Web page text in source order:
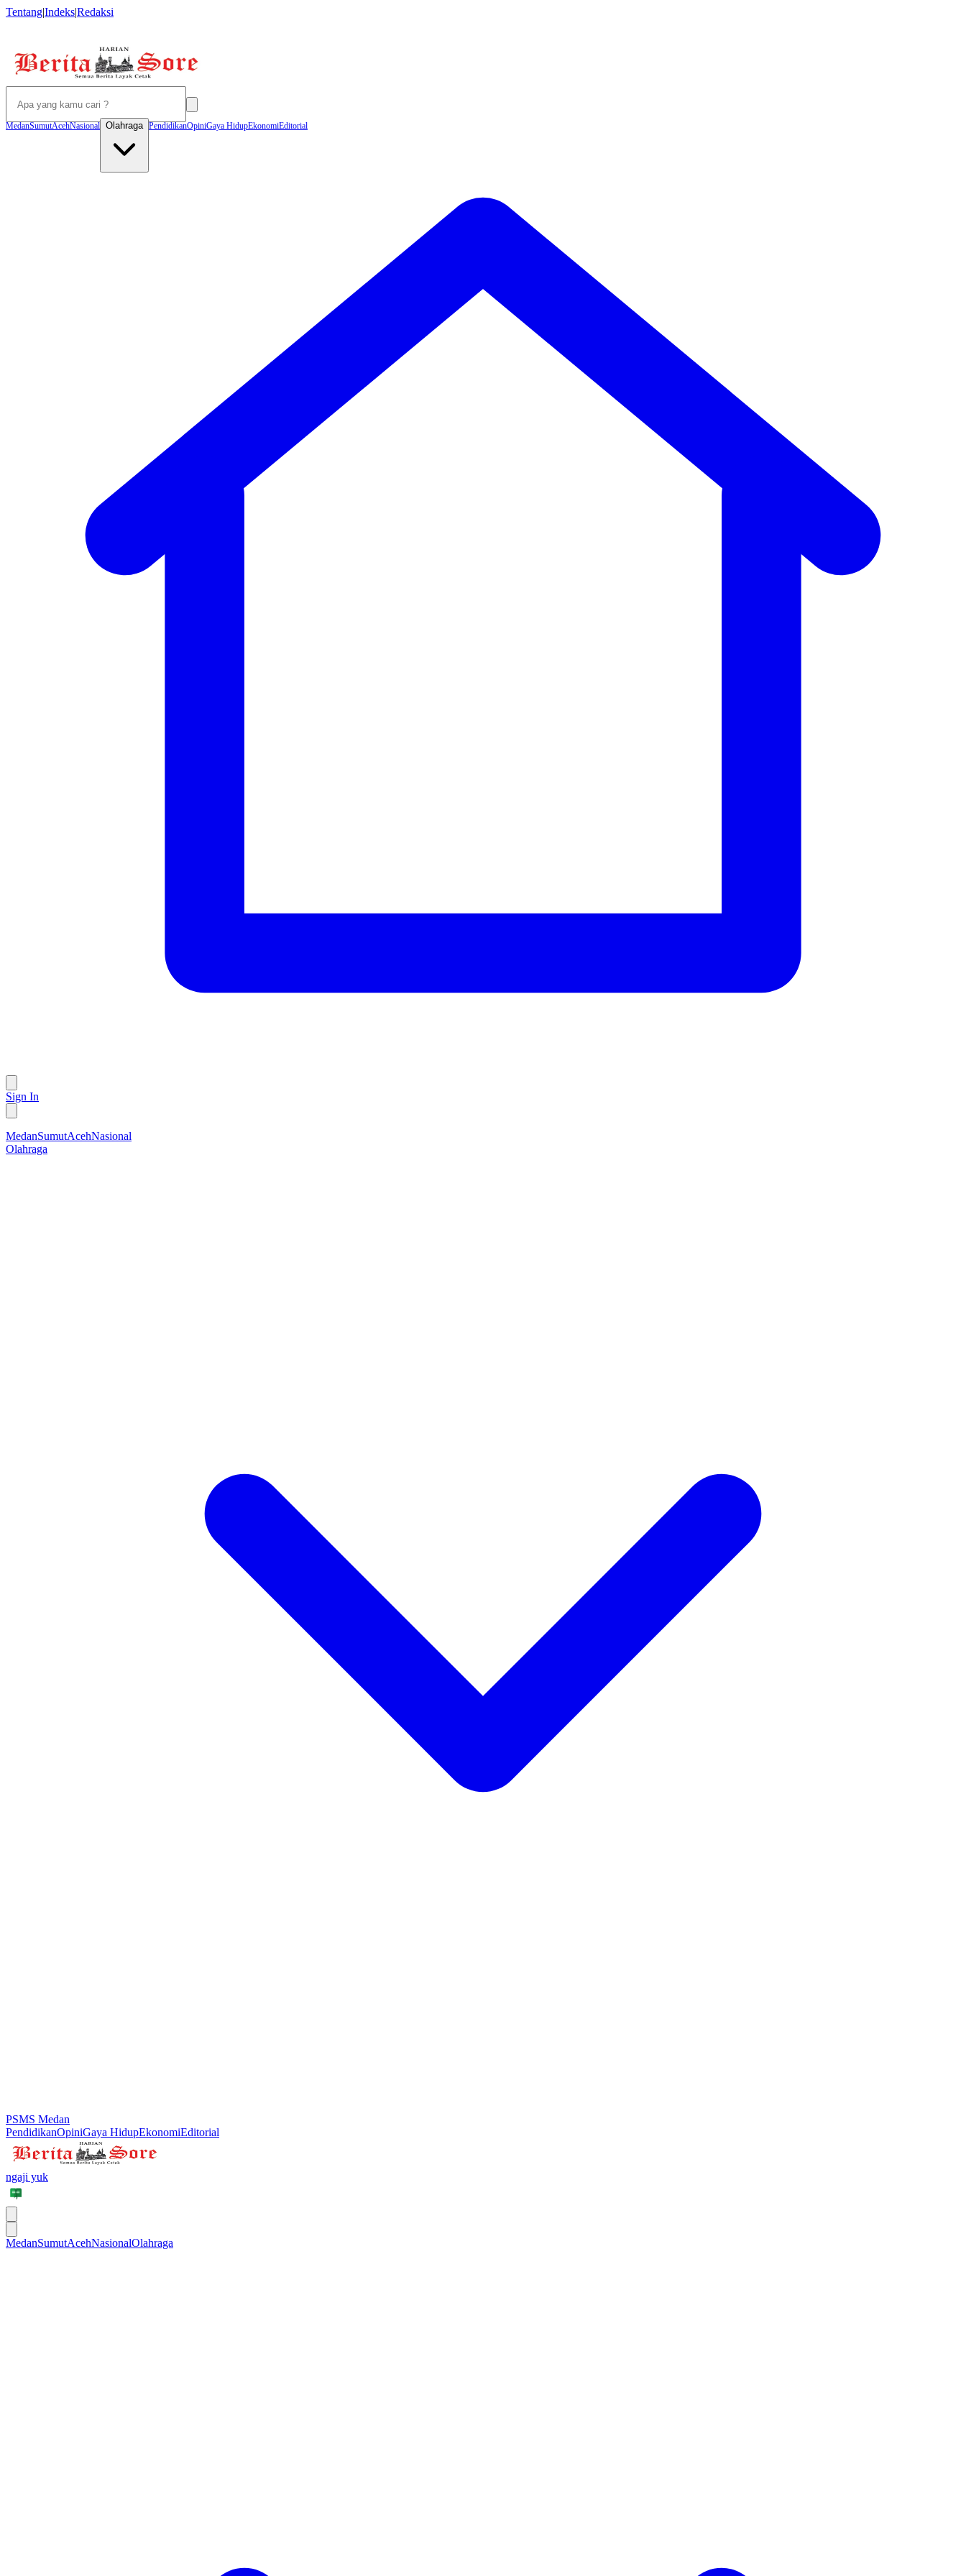
Tentang|Indeks|Redaksi
MedanSumutAcehNasional Olahraga PendidikanOpiniGaya HidupEkonomiEditorial
Sign In
MedanSumutAcehNasional
Olahraga
PSMS Medan
PendidikanOpiniGaya HidupEkonomiEditorial
ngaji yuk
MedanSumutAcehNasionalOlahraga